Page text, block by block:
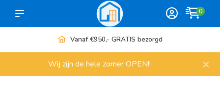
0
Vanaf €950,- GRATIS bezorgd
Wij zijn de hele zomer OPEN!! ×